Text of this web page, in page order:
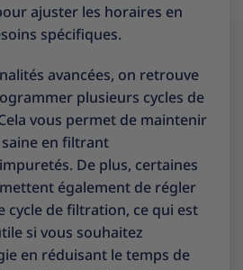
ajuster les horaires en
spécifiques.
avancées, on retrouve
plusieurs cycles de
vous permet de maintenir
en filtrant
De plus, certaines
également de régler
cycle de filtration, ce qui est
si vous souhaitez
en réduisant le temps de